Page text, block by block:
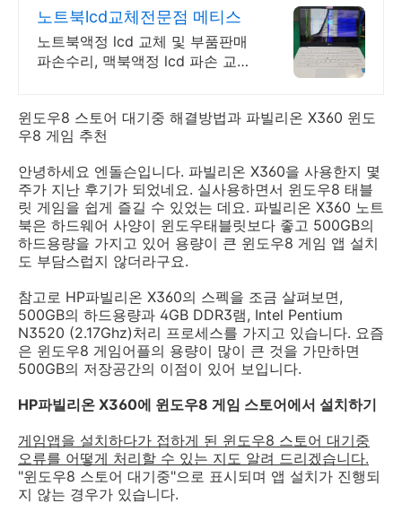
노트북lcd교체전문점 메티스
노트북액정 lcd 교체 및 부품판매
파손수리, 맥북액정 lcd 파손 교체
윈도우8 스토어 대기중 해결방법과 파빌리온 X360 윈도
우8 게임 추천
안녕하세요 엔돌슨입니다. 파빌리온 X360을 사용한지 몇
주가 지난 후기가 되었네요. 실사용하면서 윈도우8 태블
릿 게임을 쉽게 즐길 수 있었는 데요. 파빌리온 X360 노트
북은 하드웨어 사양이 윈도우태블릿보다 좋고 500GB의
하드용량을 가지고 있어 용량이 큰 윈도우8 게임 앱 설치
도 부담스럽지 않더라구요.
참고로 HP파빌리온 X360의 스펙을 조금 살펴보면,
500GB의 하드용량과 4GB DDR3램, Intel Pentium
N3520 (2.17Ghz)처리 프로세스를 가지고 있습니다. 요즘
은 윈도우8 게임어플의 용량이 많이 큰 것을 가만하면
500GB의 저장공간의 이점이 있어 보입니다.
HP파빌리온 X360에 윈도우8 게임 스토어에서 설치하기
게임앱을 설치하다가 접하게 된 윈도우8 스토어 대기중
오류를 어떻게 처리할 수 있는 지도 알려 드리겠습니다.
"윈도우8 스토어 대기중"으로 표시되며 앱 설치가 진행되
지 않는 경우가 있습니다.